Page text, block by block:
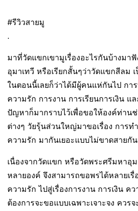
#รีวิวสายมู
.
มาที่วัดแขกเขามูเรื่องอะไรกันบ้างมา
อุมาเทวี หรือเรียกสั้นๆว่าวัดแขกสีลม
ในตอนนี้เลยก็ว่าได้มีผู้คนแห่กันไป การ
ความรัก การงาน การเรียนการเงิน แ
ปัญหาก็มากราบไว้เพื่อขอให้องค์ท่าน
ต่างๆ วัยรุ้นส่วนใหญ่มาขอเรื่อง การ
ความรัก มากันเยอะแบบไม่ขาดสายกัน
เนื่องจากวัดแขก หรือวัดพระศรีมหาอุ
หลายองค์ จึงสามารถขอพรได้หลายเรื่
ความรัก ไปสู่เรื่องการงาน การเงิน ค
ต้องการจะขอแบบเฉพาะเจาะจง ควร